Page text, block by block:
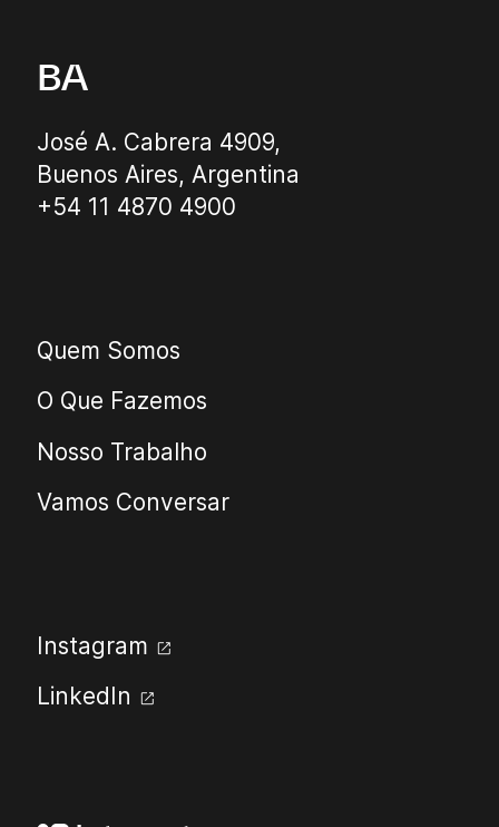
BA
José A. Cabrera 4909,
Buenos Aires, Argentina
+54 11 4870 4900
Quem Somos
O Que Fazemos
Nosso Trabalho
Vamos Conversar
Instagram open_in_new
LinkedIn open_in_new